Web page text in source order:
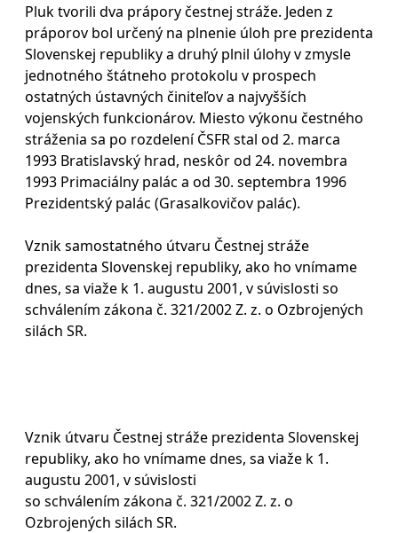
Pluk tvorili dva prápory čestnej stráže. Jeden z
práporov bol určený na plnenie úloh pre prezidenta
Slovenskej republiky a druhý plnil úlohy v zmysle
jednotného štátneho protokolu v prospech
ostatných ústavných činiteľov a najvyšších
vojenských funkcionárov. Miesto výkonu čestného
stráženia sa po rozdelení ČSFR stal od 2. marca
1993 Bratislavský hrad, neskôr od 24. novembra
1993 Primaciálny palác a od 30. septembra 1996
Prezidentský palác (Grasalkovičov palác).
Vznik samostatného útvaru Čestnej stráže
prezidenta Slovenskej republiky, ako ho vnímame
dnes, sa viaže k 1. augustu 2001, v súvislosti so
schválením zákona č. 321/2002 Z. z. o Ozbrojených
silách SR.
Vznik útvaru Čestnej stráže prezidenta Slovenskej
republiky, ako ho vnímame dnes, sa viaže k 1.
augustu 2001, v súvislosti
so schválením zákona č. 321/2002 Z. z. o
Ozbrojených silách SR.